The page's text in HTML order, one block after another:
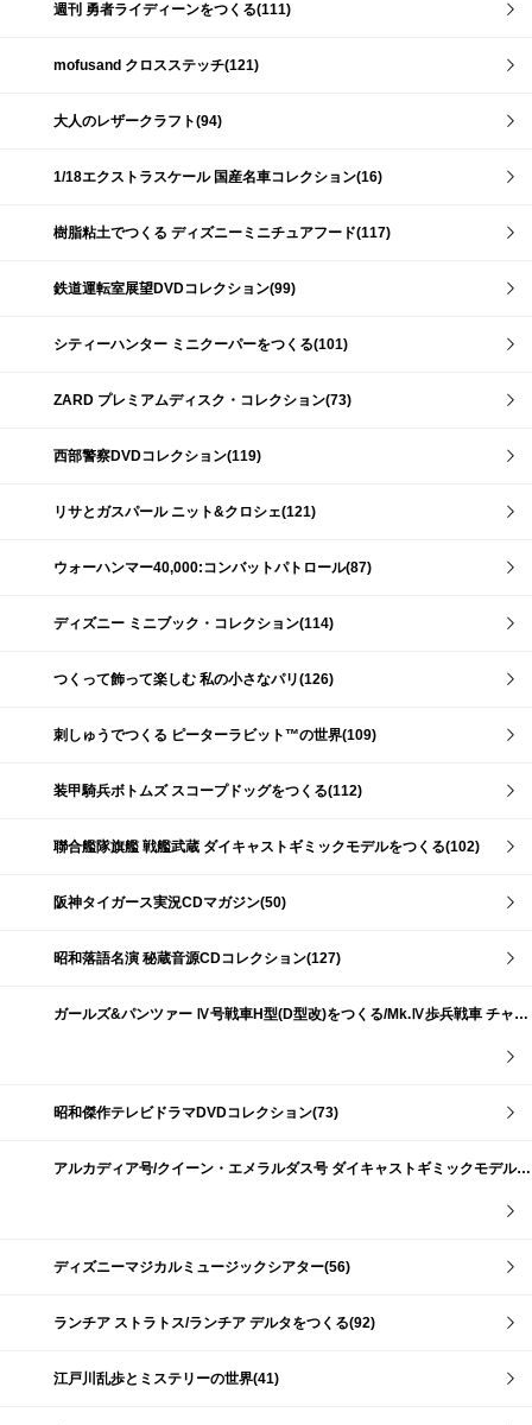
週刊 勇者ライディーンをつくる(111)
mofusand クロスステッチ(121)
大人のレザークラフト(94)
1/18エクストラスケール 国産名車コレクション(16)
樹脂粘土でつくる ディズニーミニチュアフード(117)
鉄道運転室展望DVDコレクション(99)
シティーハンター ミニクーパーをつくる(101)
ZARD プレミアムディスク・コレクション(73)
西部警察DVDコレクション(119)
リサとガスパール ニット&クロシェ(121)
ウォーハンマー40,000:コンバットパトロール(87)
ディズニー ミニブック・コレクション(114)
つくって飾って楽しむ 私の小さなパリ(126)
刺しゅうでつくる ピーターラビット™の世界(109)
装甲騎兵ボトムズ スコープドッグをつくる(112)
聯合艦隊旗艦 戦艦武蔵 ダイキャストギミックモデルをつくる(102)
阪神タイガース実況CDマガジン(50)
昭和落語名演 秘蔵音源CDコレクション(127)
ガールズ&パンツァー Ⅳ号戦車H型(D型改)をつくる/Mk.Ⅳ歩兵戦車 チャーチルMk.Ⅶをつくる(191)
昭和傑作テレビドラマDVDコレクション(73)
アルカディア号/クイーン・エメラルダス号 ダイキャストギミックモデルをつくる(159)
ディズニーマジカルミュージックシアター(56)
ランチア ストラトス/ランチア デルタをつくる(92)
江戸川乱歩とミステリーの世界(41)